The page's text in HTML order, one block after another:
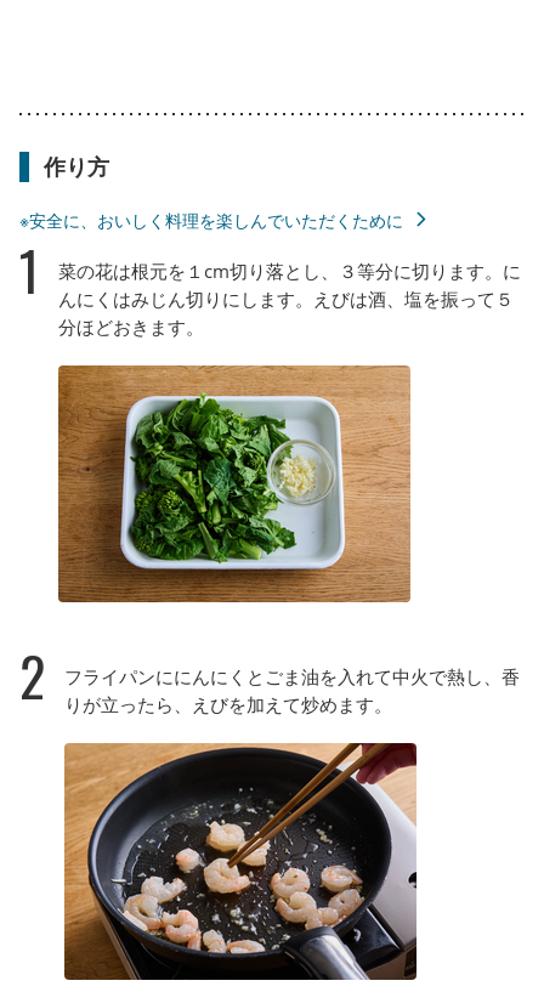
作り方
※安全に、おいしく料理を楽しんでいただくために
1
菜の花は根元を１cm切り落とし、３等分に切ります。に
んにくはみじん切りにします。えびは酒、塩を振って５
分ほどおきます。
2
フライパンににんにくとごま油を入れて中火で熱し、香
りが立ったら、えびを加えて炒めます。